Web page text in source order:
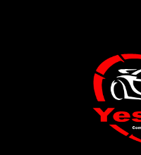
Catálogo